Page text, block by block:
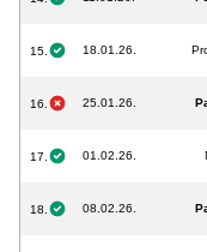
15. 18.01.26.
16. 25.01.26.
17. 01.02.26.
18. 08.02.26.